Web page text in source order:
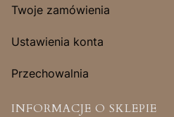
Twoje zamówienia
Ustawienia konta
Przechowalnia
INFORMACJE O SKLEPIE